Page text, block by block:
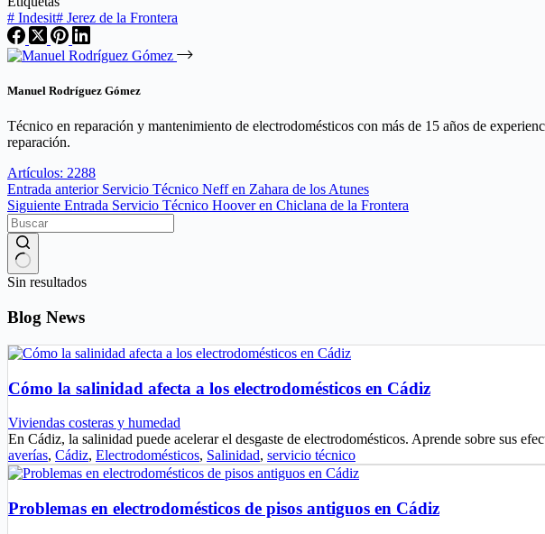
# Indesit# Jerez de la Frontera
Manuel Rodríguez Gómez
Técnico en reparación y mantenimiento de electrodomésticos con más de 15 años de
reparación.
Artículos: 2288
Entrada anterior Servicio Técnico Neff en Zahara de los Atunes
Siguiente Entrada Servicio Técnico Hoover en Chiclana de la Frontera
Sin resultados
Blog News
Cómo la salinidad afecta a los electrodomésticos en Cádiz
Viviendas costeras y humedad
En Cádiz, la salinidad puede acelerar el desgaste de electrodomésticos. Aprende sobre sus
averías, Cádiz, Electrodomésticos, Salinidad, servicio técnico
Problemas en electrodomésticos de pisos antiguos en Cádiz